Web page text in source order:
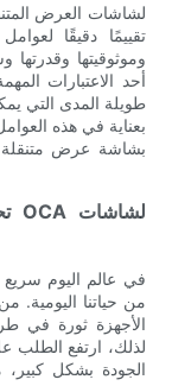
تقييمًا دقيقًا
وموثوقيتها
أحد الاعتبارات
طويلة المدى التي
بعناية في هذه
في عالم اليوم سريع
من حياتنا اليومية.
الأجهزة ثورة في
لذلك، ارتفع الطلب
الجودة بشكل